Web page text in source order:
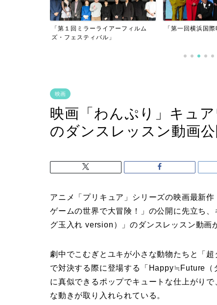
「第１回ミラーライアーフィルム
ズ・フェスティバル」
「第一回横浜国際
映画
映画「わんぷり」キュ
のダンスレッスン動画公
アニメ「プリキュア」シリーズの映画最新
ゲームの世界で大冒険！」の公開に先立ち
グ玉入れ version）」のダンスレッスン動画
劇中でこむぎとユキが小さな動物たちと「
で対決する際に登場する「Happy≒Future
に真似できるポップでキュートな仕上がり
な動きが取り入れられている。